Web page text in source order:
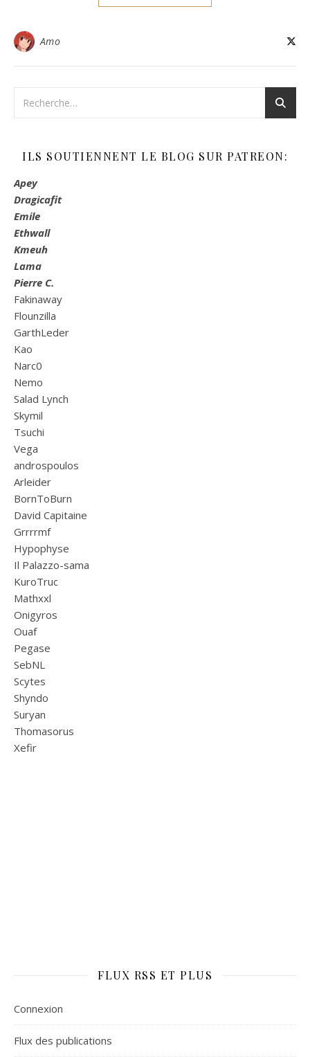
Amo
ILS SOUTIENNENT LE BLOG SUR PATREON:
Apey
Dragicafit
Emile
Ethwall
Kmeuh
Lama
Pierre C.
Fakinaway
Flounzilla
GarthLeder
Kao
Narc0
Nemo
Salad Lynch
Skymil
Tsuchi
Vega
androspoulos
Arleider
BornToBurn
David Capitaine
Grrrrmf
Hypophyse
Il Palazzo-sama
KuroTruc
Mathxxl
Onigyros
Ouaf
Pegase
SebNL
Scytes
Shyndo
Suryan
Thomasorus
Xefir
FLUX RSS ET PLUS
Connexion
Flux des publications